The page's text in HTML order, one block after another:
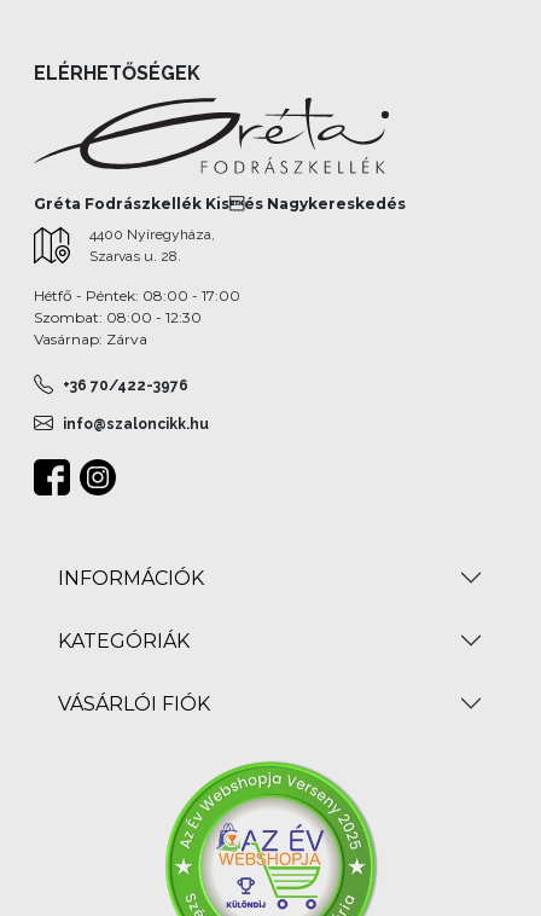
ELÉRHETŐSÉGEK
Gréta Fodrászkellék Kisés Nagykereskedés
4400 Nyíregyháza,
Szarvas u. 28.
Hétfő - Péntek: 08:00 - 17:00
Szombat: 08:00 - 12:30
Vasárnap: Zárva
+36 70/422-3976
info@szaloncikk.hu
INFORMÁCIÓK
KATEGÓRIÁK
VÁSÁRLÓI FIÓK